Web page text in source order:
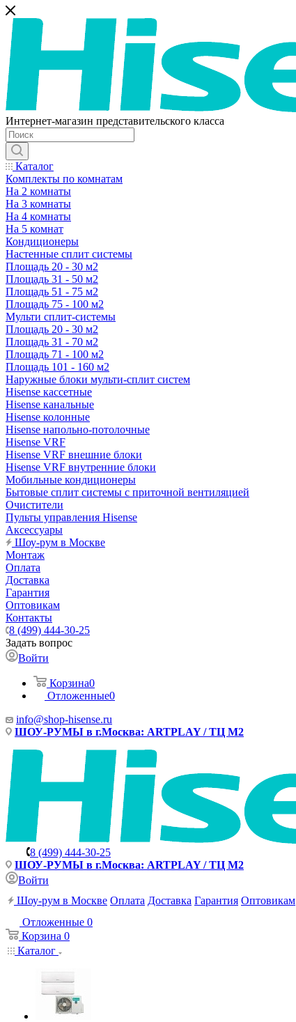
Интернет-магазин представительского класса
Каталог
Комплекты по комнатам
На 2 комнаты
На 3 комнаты
На 4 комнаты
На 5 комнат
Кондиционеры
Настенные сплит системы
Площадь 20 - 30 м2
Площадь 31 - 50 м2
Площадь 51 - 75 м2
Площадь 75 - 100 м2
Мульти сплит-системы
Площадь 20 - 30 м2
Площадь 31 - 70 м2
Площадь 71 - 100 м2
Площадь 101 - 160 м2
Наружные блоки мульти-сплит систем
Hisense кассетные
Hisense канальные
Hisense колонные
Hisense напольно-потолочные
Hisense VRF
Hisense VRF внешние блоки
Hisense VRF внутренние блоки
Мобильные кондиционеры
Бытовые сплит системы с приточной вентиляцией
Очистители
Пульты управления Hisense
Аксессуары
Шоу-рум в Москве
Монтаж
Оплата
Доставка
Гарантия
Оптовикам
Контакты
8 (499) 444-30-25
Задать вопрос
Войти
Корзина0
Отложенные0
info@shop-hisense.ru
ШОУ-РУМЫ в г.Москва: ARTPLAY / ТЦ М2
8 (499) 444-30-25
ШОУ-РУМЫ в г.Москва: ARTPLAY / ТЦ М2
Войти
Шоу-рум в Москве Оплата Доставка Гарантия Оптовикам
Отложенные 0
Корзина 0
Каталог